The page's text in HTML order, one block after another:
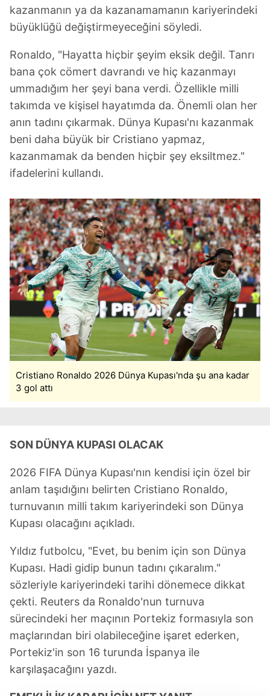
kazanmanın ya da kazanamamanın kariyerindeki
büyüklüğü değiştirmeyeceğini söyledi.
Ronaldo, "Hayatta hiçbir şeyim eksik değil. Tanrı
bana çok cömert davrandı ve hiç kazanmayı
ummadığım her şeyi bana verdi. Özellikle milli
takımda ve kişisel hayatımda da. Önemli olan her
anın tadını çıkarmak. Dünya Kupası'nı kazanmak
beni daha büyük bir Cristiano yapmaz,
kazanmamak da benden hiçbir şey eksiltmez."
ifadelerini kullandı.
Cristiano Ronaldo 2026 Dünya Kupası'nda şu ana kadar
3 gol attı
SON DÜNYA KUPASI OLACAK
2026 FIFA Dünya Kupası'nın kendisi için özel bir
anlam taşıdığını belirten Cristiano Ronaldo,
turnuvanın milli takım kariyerindeki son Dünya
Kupası olacağını açıkladı.
Yıldız futbolcu, "Evet, bu benim için son Dünya
Kupası. Hadi gidip bunun tadını çıkaralım."
sözleriyle kariyerindeki tarihi dönemece dikkat
çekti. Reuters da Ronaldo'nun turnuva
sürecindeki her maçının Portekiz formasıyla son
maçlarından biri olabileceğine işaret ederken,
Portekiz'in son 16 turunda İspanya ile
karşılaşacağını yazdı.